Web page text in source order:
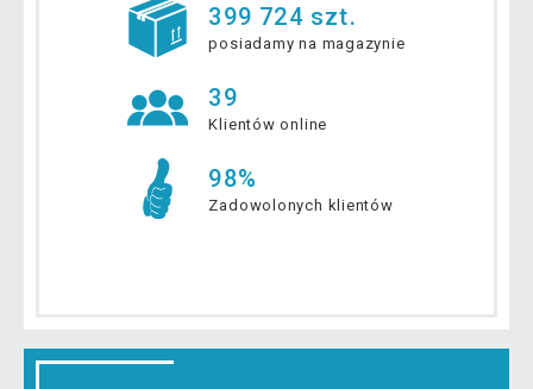
399 724 szt.
posiadamy na magazynie
39
Klientów online
98%
Zadowolonych klientów